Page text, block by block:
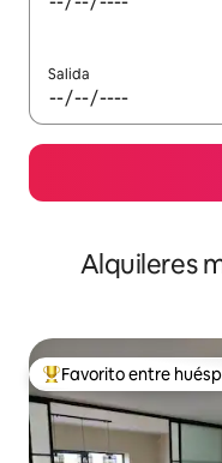
Salida
Alquileres
Favorito entre
Favorito entre